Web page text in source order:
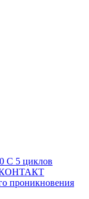
С 5 циклов
проникновения